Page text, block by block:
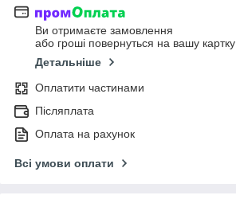
Ви отримаєте замовлення
або гроші повернуться на вашу картку
Детальніше
Оплатити частинами
Післяплата
Оплата на рахунок
Всі умови оплати